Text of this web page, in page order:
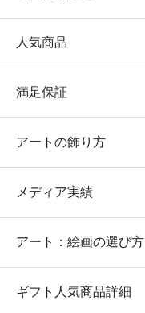
人気商品
満足保証
アートの飾り方
メディア実績
アート：絵画の選び方
ギフト人気商品詳細